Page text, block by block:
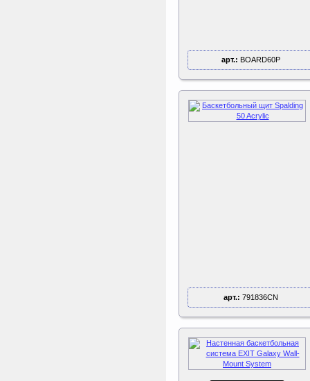
арт.: BOARD60P
арт.: 791836CN